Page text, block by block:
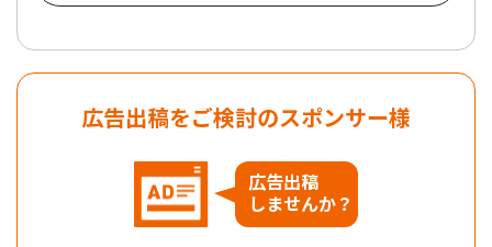
広告出稿をご検討のスポンサー様
広告出稿
しませんか？